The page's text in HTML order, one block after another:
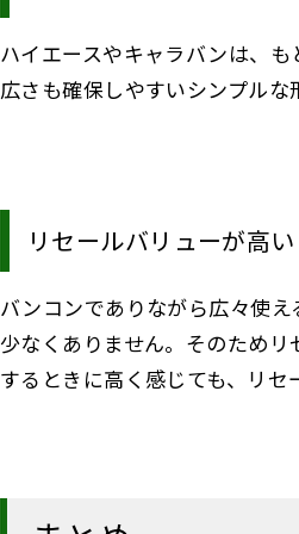
ハイエースやキャラバンは、
広さも確保しやすいシンプルな
リセールバリューが高い
バンコンでありながら広々使
少なくありません。そのため
するときに高く感じても、リ